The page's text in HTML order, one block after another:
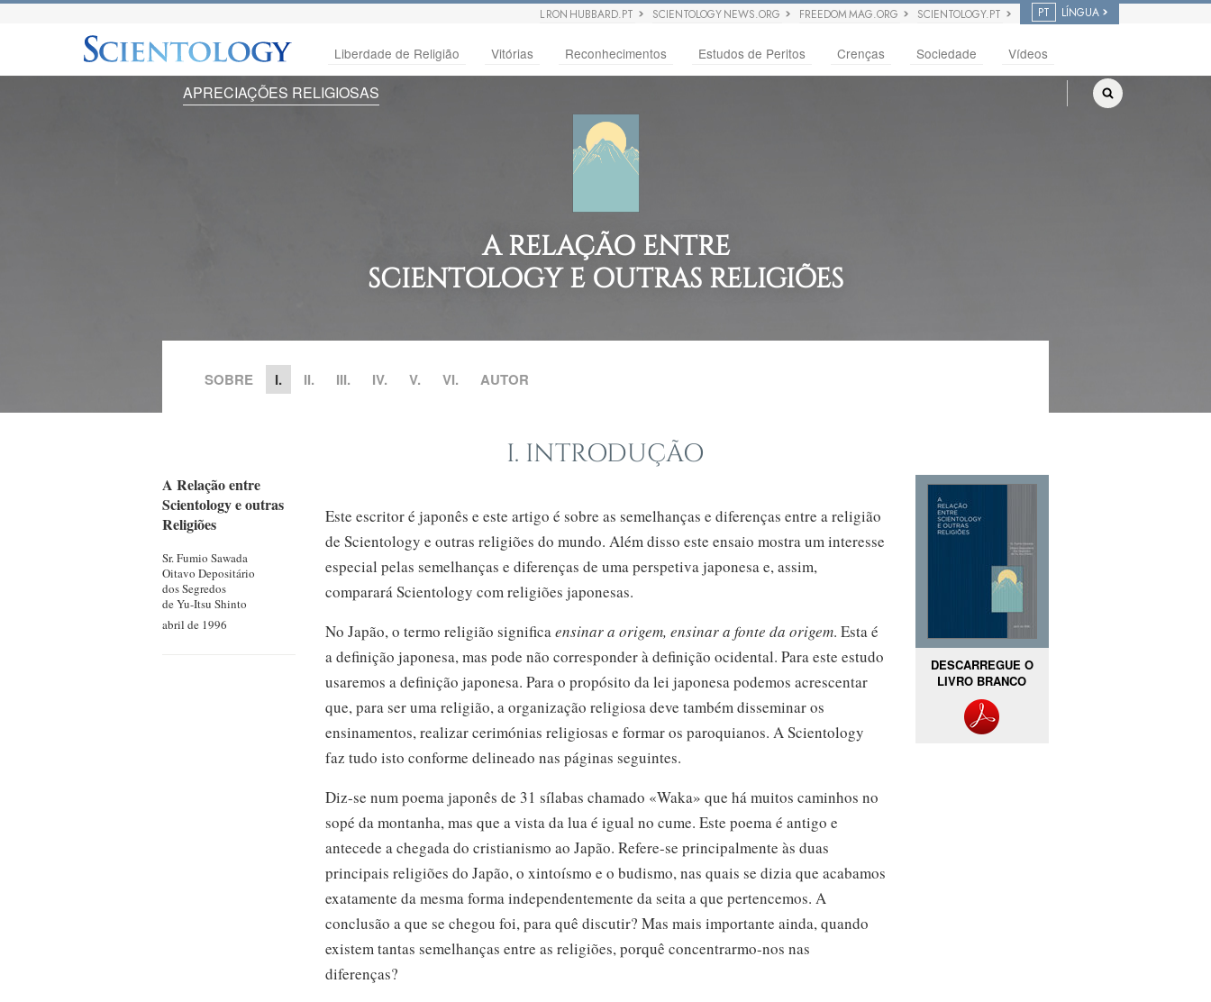
L RON HUBBARD.PT SCIENTOLOGY NEWS.ORG FREEDOM MAG.ORG SCIENTOLOGY.PT PT LÍNGUA
Liberdade de Religião Vitórias Reconhecimentos Estudos de Peritos Crenças Sociedade Vídeos
APRECIAÇÕES RELIGIOSAS
A RELAÇÃO ENTRE
SCIENTOLOGY E OUTRAS RELIGIÕES
SOBRE I. II. III. IV. V. VI. AUTOR
A Relação entre
Scientology e outras
Religiões
Sr. Fumio Sawada
Oitavo Depositário
dos Segredos
de Yu-Itsu Shinto
abril de 1996
I. INTRODUÇÃO
Este escritor é japonês e este artigo é sobre as semelhanças e diferenças entre a religião
de Scientology e outras religiões do mundo. Além disso este ensaio mostra um interesse
especial pelas semelhanças e diferenças de uma perspetiva japonesa e, assim,
comparará Scientology com religiões japonesas.
No Japão, o termo religião significaensinar a origem, ensinar a fonte da origem. Esta é
a definição japonesa, mas pode não corresponder à definição ocidental. Para este estudo
usaremos a definição japonesa. Para o propósito da lei japonesa podemos acrescentar
que, para ser uma religião, a organização religiosa deve também disseminar os
ensinamentos, realizar cerimónias religiosas e formar os paroquianos. A Scientology
faz tudo isto conforme delineado nas páginas seguintes.
Diz-se num poema japonês de 31 sílabas chamado «Waka» que há muitos caminhos no
sopé da montanha, mas que a vista da lua é igual no cume. Este poema é antigo e
antecede a chegada do cristianismo ao Japão. Refere-se principalmente às duas
principais religiões do Japão, o xintoísmo e o budismo, nas quais se dizia que acabamos
exatamente da mesma forma independentemente da seita a que pertencemos. A
conclusão a que se chegou foi, para quê discutir? Mas mais importante ainda, quando
existem tantas semelhanças entre as religiões, porquê concentrarmo-nos nas
diferenças?
DESCARREGUE O
LIVRO BRANCO